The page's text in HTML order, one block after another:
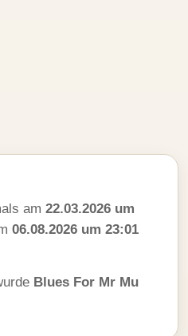
am 22.03.2026 um
06.08.2026 um 23:01
Blues For Mr Mu